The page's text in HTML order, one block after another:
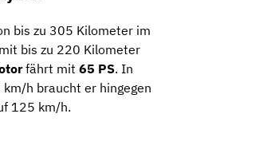
bis zu 305 Kilometer im
bis zu 220 Kilometer
fährt mit 65 PS. In
h braucht er hingegen
125 km/h.